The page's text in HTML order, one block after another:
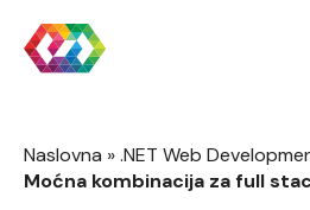
Naslovna ».NET Web
Moćna kombinacija za full